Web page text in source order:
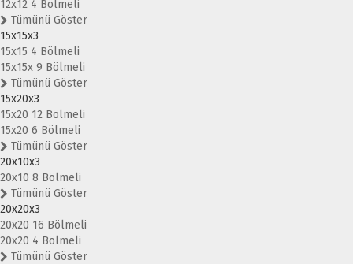
12x12 4 Bölmeli
Tümünü Göster
15x15x3
15x15 4 Bölmeli
15x15x 9 Bölmeli
Tümünü Göster
15x20x3
15x20 12 Bölmeli
15x20 6 Bölmeli
Tümünü Göster
20x10x3
20x10 8 Bölmeli
Tümünü Göster
20x20x3
20x20 16 Bölmeli
20x20 4 Bölmeli
Tümünü Göster